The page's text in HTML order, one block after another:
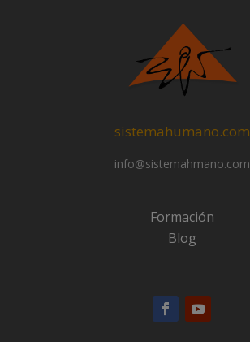
sistemahumano.com
info@sistemahmano.com
Formación
Blog